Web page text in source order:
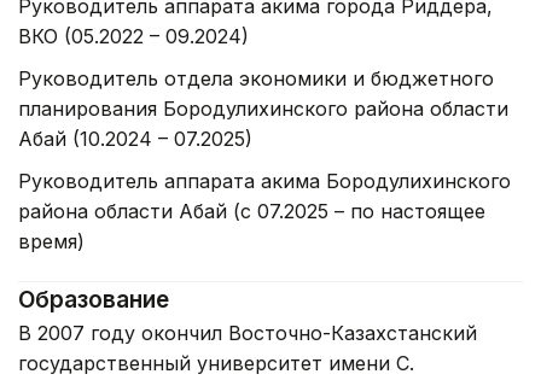
Руководитель аппарата акима города Риддера,
ВКО (05.2022 – 09.2024)
Руководитель отдела экономики и бюджетного
планирования Бородулихинского района области
Абай (10.2024 – 07.2025)
Руководитель аппарата акима Бородулихинского
района области Абай (с 07.2025 – по настоящее
время)
Образование
В 2007 году окончил Восточно-Казахстанский
государственный университет имени С.